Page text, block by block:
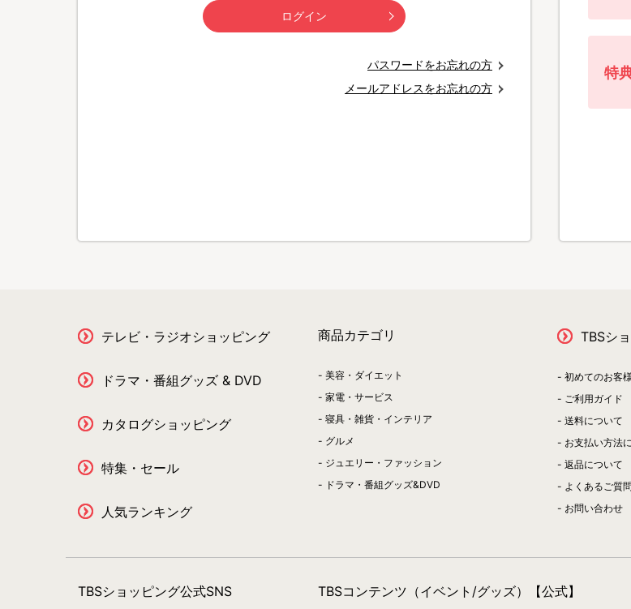
ログイン
パスワードをお忘れの方
メールアドレスをお忘れの方
特
テレビ・ラジオショッピング
ドラマ・番組グッズ & DVD
カタログショッピング
特集・セール
人気ランキング
商品カテゴリ
美容・ダイエット
家電・サービス
寝具・雑貨・インテリア
グルメ
ジュエリー・ファッション
ドラマ・番組グッズ&DVD
TBSシ
初めてのお客
ご利用ガイド
送料について
お支払い方法
返品について
よくあるご質問
お問い合わせ
TBSショッピング公式SNS TBSコンテンツ（イベント/グッズ）【公式】